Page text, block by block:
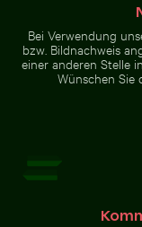
Bei Verwendung
bzw. Bildnachweis
einer anderen Stelle
Wünschen Sie